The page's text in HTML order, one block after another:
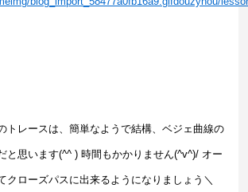
トレースは、簡単なようで結構、ベジェ曲線の
と思います(^^ ) 時間もかかりません(^v^)/ オー
クローズパスに出来るようになりましょう＼